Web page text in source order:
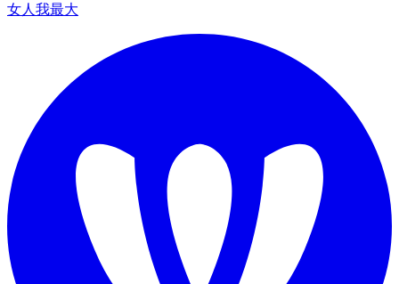
女人我最大